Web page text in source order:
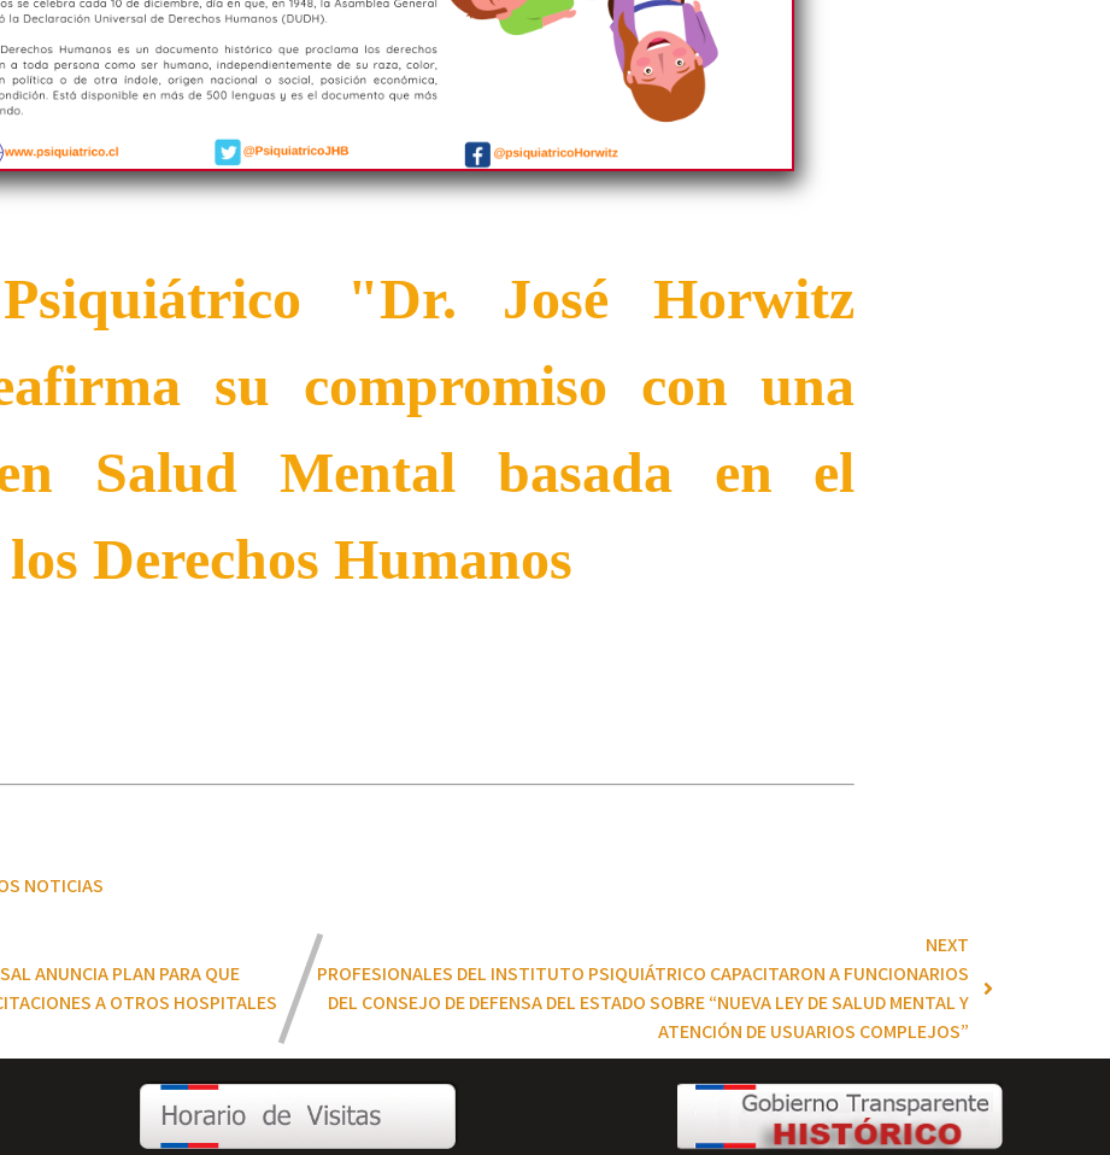
"Dr. José Horwitz
su compromiso con una
Salud Mental basada en el
Derechos Humanos
NOTICIAS
ANUNCIA PLAN PARA QUE
A OTROS HOSPITALES
NEXT
PROFESIONALES DEL INSTITUTO PSIQUIÁTRICO CAPACITARON A FUNCIONARIOS
DEL CONSEJO DE DEFENSA DEL ESTADO SOBRE “NUEVA LEY DE SALUD MENTAL Y
ATENCIÓN DE USUARIOS COMPLEJOS”